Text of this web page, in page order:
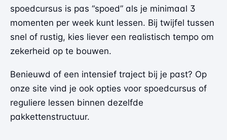
spoedcursus is pas “spoed” als je minimaal 3
momenten per week kunt lessen. Bij twijfel tussen
snel of rustig, kies liever een realistisch tempo om
zekerheid op te bouwen.
Benieuwd of een intensief traject bij je past? Op
onze site vind je ook opties voor spoedcursus of
reguliere lessen binnen dezelfde
pakkettenstructuur.